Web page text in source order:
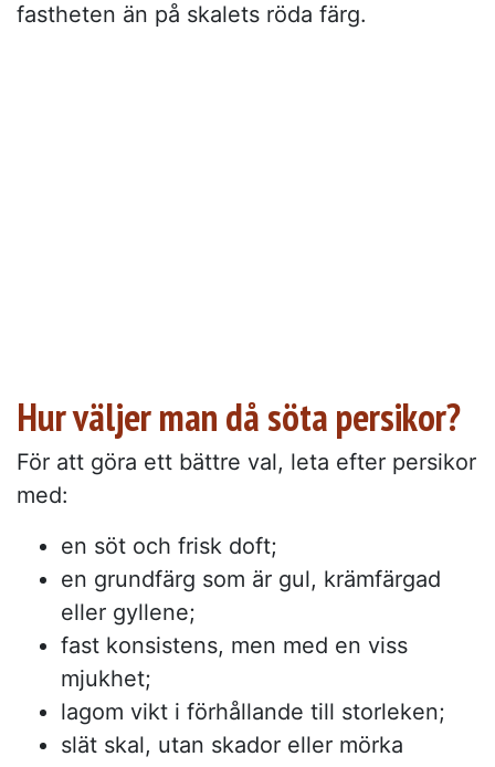
fastheten än på skalets röda färg.
Hur väljer man då söta persikor?
För att göra ett bättre val, leta efter persikor
med:
en söt och frisk doft;
en grundfärg som är gul, krämfärgad
eller gyllene;
fast konsistens, men med en viss
mjukhet;
lagom vikt i förhållande till storleken;
slät skal, utan skador eller mörka